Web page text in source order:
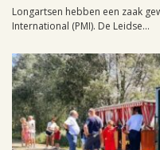
Longartsen hebben een zaak
International (PMI). De Leidse...